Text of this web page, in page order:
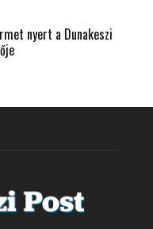
nyert a Dunakeszi